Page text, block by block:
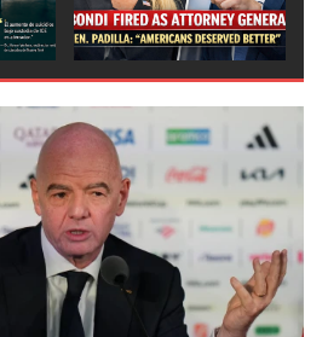
Next